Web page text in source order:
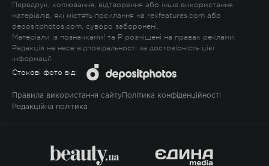
Передрук, копіювання, відтворення або інше використання
матеріалів, які містять посилання на rexfeatures.com або
depositphotos.com, суворо заборонені.
Матеріали із позначками! та P розміщені на правах реклами.
Редакція не несе відповідальності за достовірність цієї
інформації.
Стокові фото від:
Правила використання сайту Політика конфіденційності
Редакційна політика